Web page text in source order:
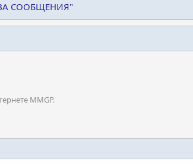
ЗА СООБЩЕНИЯ"
MMGP.